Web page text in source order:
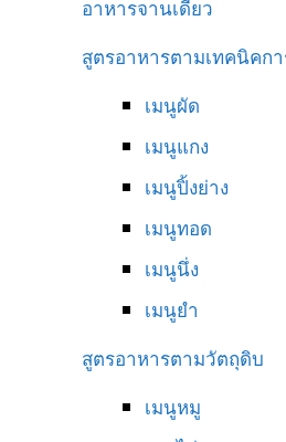
อาหารจานเดียว
สูตรอาหารตามเทคนิคก
เมนูผัด
เมนูแกง
เมนูปิ้งย่าง
เมนูทอด
เมนูนึ่ง
เมนูยำ
สูตรอาหารตามวัตถุดิบ
เมนูหมู